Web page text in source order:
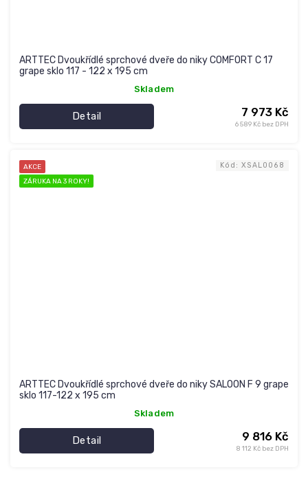
ARTTEC Dvoukřídlé sprchové dveře do niky COMFORT C 17
grape sklo 117 - 122 x 195 cm
Skladem
6 589 Kč bez DPH
7 973 Kč
Detail
AKCE
ZÁRUKA NA 3 ROKY!
ARTTEC Dvoukřídlé sprchové dveře do niky SALOON F 9 grape
sklo 117-122 x 195 cm
Skladem
8 112 Kč bez DPH
9 816 Kč
Detail
Kód: XSAL0068